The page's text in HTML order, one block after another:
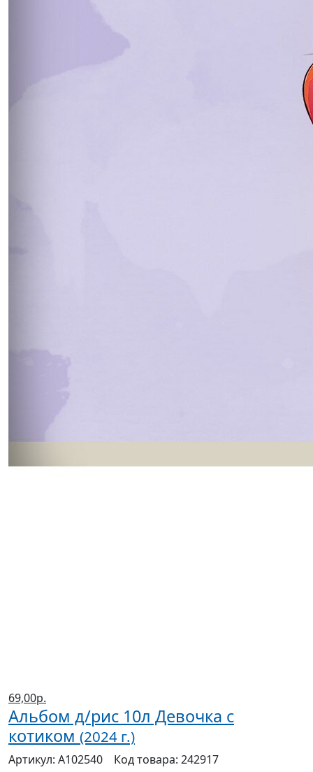
69,00р.
Альбом д/рис 10л Девочка с
котиком (2024 г.)
Артикул: А102540 Код товара: 242917